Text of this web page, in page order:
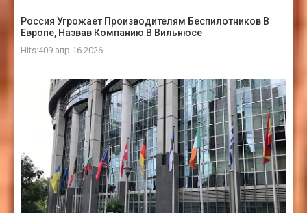
Россия Угрожает Производителям Беспилотников В
Европе, Назвав Компанию В Вильнюсе
Hits:409 апр 16 2026